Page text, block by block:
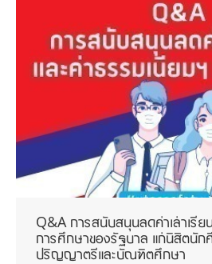
Q&A การสนับสนุนลดค่าเล่าเรีย
การศึกษาของรัฐบาล แก่นิสิตนัก
ปริญญาตรีและบัณฑิตศึกษา